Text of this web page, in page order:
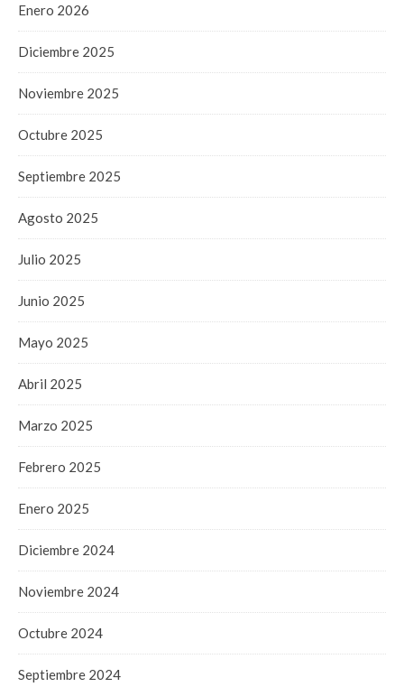
Enero 2026
Diciembre 2025
Noviembre 2025
Octubre 2025
Septiembre 2025
Agosto 2025
Julio 2025
Junio 2025
Mayo 2025
Abril 2025
Marzo 2025
Febrero 2025
Enero 2025
Diciembre 2024
Noviembre 2024
Octubre 2024
Septiembre 2024